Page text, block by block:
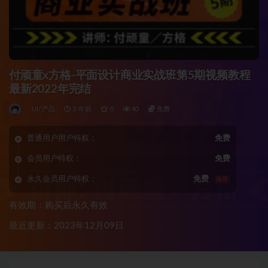
付顽童x方格-平面设计商业实战班第5期视频教程
最新2022年完结
UI/产品 3 年前 0 40 免费
普通用户用户特权： 免费
会员用户特权： 免费
永久会员用户特权： 免费 推荐
有效期：购买后永久有效
最近更新：2023年12月09日